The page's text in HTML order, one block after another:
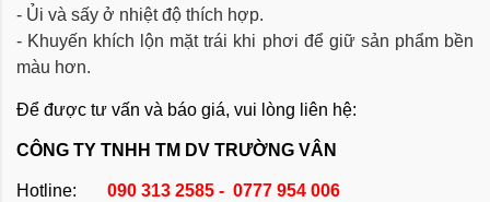
- Ủi và sấy ở nhiệt độ thích hợp.
- Khuyến khích lộn mặt trái khi phơi để giữ sản phẩm bền
màu hơn.
Để được tư vấn và báo giá, vui lòng liên hệ:
CÔNG TY TNHH TM DV TRƯỜNG VÂN
Hotline: 090 313 2585 - 0777 954 006